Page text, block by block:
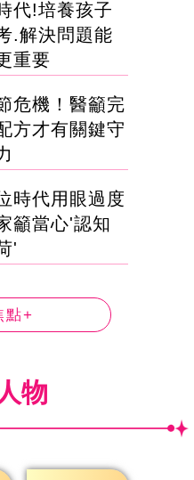
代!培養孩子
.解決問題能
重要
危機！醫籲完
方才有關鍵守
時代用眼過度
籲當心'認知
'
點+
物